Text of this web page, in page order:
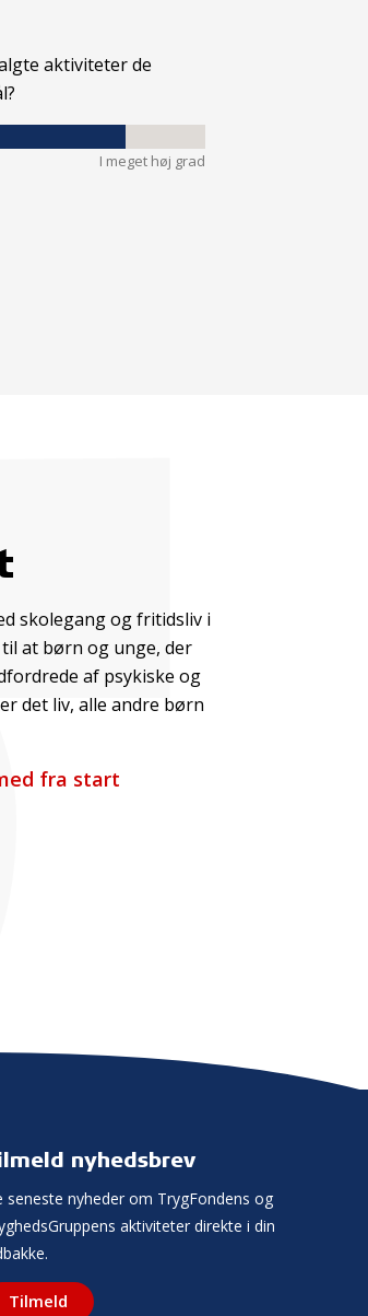
aktiviteter de
I meget høj grad
skolegang og fritidsliv i
at børn og unge, der
af psykiske og
det liv, alle andre børn
fra start
nyhedsbrev
seneste nyheder om TrygFondens og
aktiviteter direkte i din
Tilmeld